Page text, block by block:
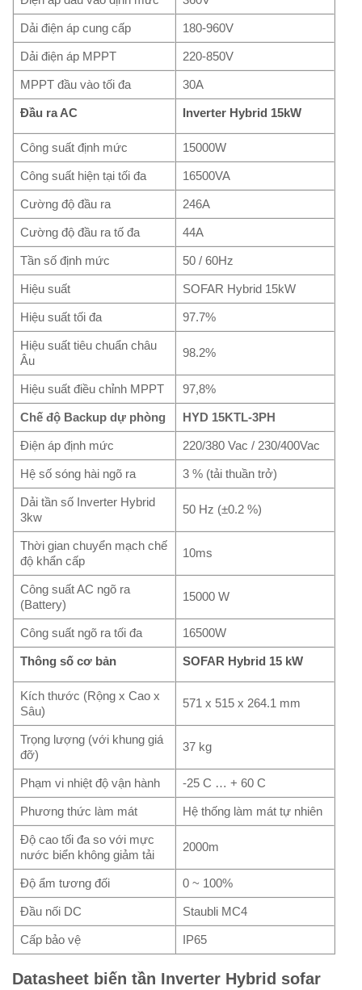
Dải điện áp cung cấp 180-960V
Dải điện áp MPPT 220-850V
MPPT đầu vào tối đa 30A
Đầu ra AC Inverter Hybrid 15kW
Công suất định mức 15000W
Công suất hiện tại tối đa 16500VA
Cường độ đầu ra 246A
Cường độ đầu ra tố đa 44A
Tần số định mức 50 / 60Hz
Hiệu suất SOFAR Hybrid 15kW
Hiệu suất tối đa 97.7%
Hiệu suất tiêu chuẩn châu
Âu
98.2%
Hiệu suất điều chỉnh MPPT 97,8%
Chế độ Backup dự phòng HYD 15KTL-3PH
Điện áp định mức 220/380 Vac / 230/400Vac
Hệ số sóng hài ngõ ra 3 % (tải thuần trở)
Dải tần số Inverter Hybrid
3kw
50 Hz (±0.2 %)
Thời gian chuyển mạch chế
độ khẩn cấp
10ms
Công suất AC ngõ ra
(Battery)
15000 W
Công suất ngõ ra tối đa 16500W
Thông số cơ bản SOFAR Hybrid 15 kW
Kích thước (Rộng x Cao x
Sâu)
571 x 515 x 264.1 mm
Trọng lượng (với khung giá
đỡ)
37 kg
Phạm vi nhiệt độ vận hành -25 C … + 60 C
Phương thức làm mát Hệ thống làm mát tự nhiên
Độ cao tối đa so với mực
nước biển không giảm tải
2000m
Độ ẩm tương đối 0 ~ 100%
Đầu nối DC Staubli MC4
Cấp bảo vệ IP65
Datasheet biến tần Inverter Hybrid sofar